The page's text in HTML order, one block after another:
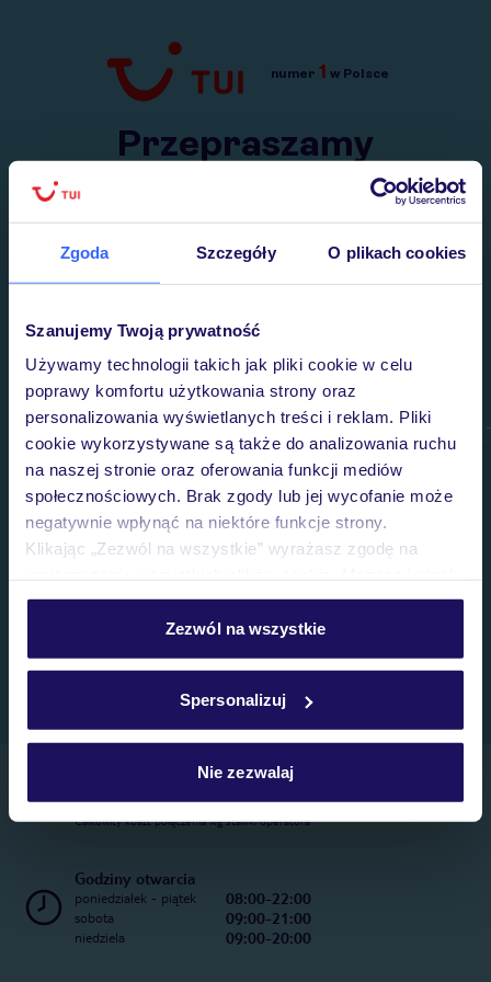
Zgoda Szczegóły O plikach cookies
Szanujemy Twoją prywatność
Używamy technologii takich jak pliki cookie w celu
poprawy komfortu użytkowania strony oraz
personalizowania wyświetlanych treści i reklam. Pliki
cookie wykorzystywane są także do analizowania ruchu
na naszej stronie oraz oferowania funkcji mediów
społecznościowych. Brak zgody lub jej wycofanie może
negatywnie wpłynąć na niektóre funkcje strony.
Klikając „Zezwól na wszystkie” wyrażasz zgodę na
personalizować swój wybór wchodząc w zakładkę
Szczegółowe informacje o plikach cookie znajdziesz
Zezwól na wszystkie
Spersonalizuj
Nie zezwalaj
Przejdź do TUI.pl
numer 1 w Polsce
Przepraszamy
Wysłaliśmy nasz serwis na krótkie wakacje.
Telefoniczne Centrum Rezerwacji
22 270 31 20
Całkowity koszt połączenia wg stawki operatora
Godziny otwarcia
poniedziałek - piątek 08:00-22:00
sobota 09:00-21:00
niedziela 09:00-20:00